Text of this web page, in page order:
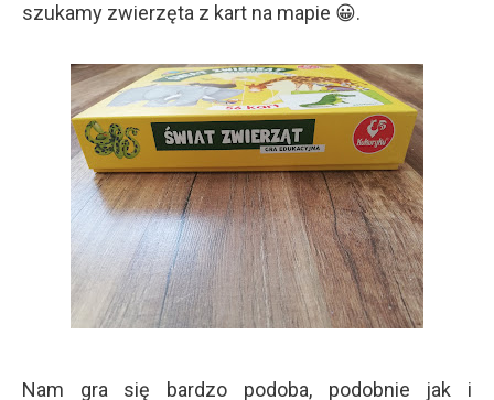
szukamy zwierzęta z kart na mapie 😀.
Nam gra się bardzo podoba, podobnie jak i